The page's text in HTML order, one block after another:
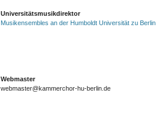
Universitätsmusikdirektor
Musikensembles an der Humboldt Universität zu Berlin
Webmaster
webmaster@kammerchor-hu-berlin.de